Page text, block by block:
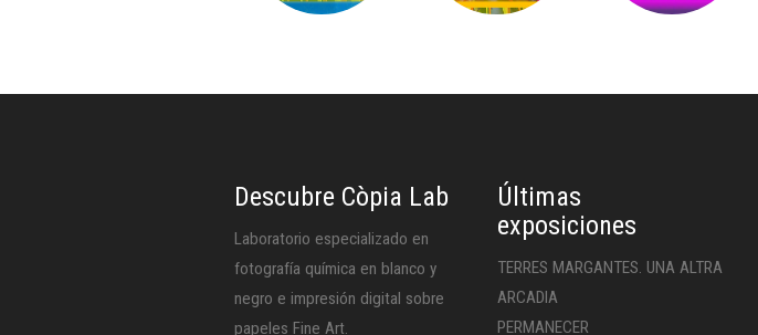
Descubre Còpia Lab
Laboratorio especializado en
fotografía química en blanco y
negro e impresión digital sobre
papeles Fine Art.
Últimas
exposiciones
TERRES MARGANTES. UNA ALTRA
ARCADIA
PERMANECER